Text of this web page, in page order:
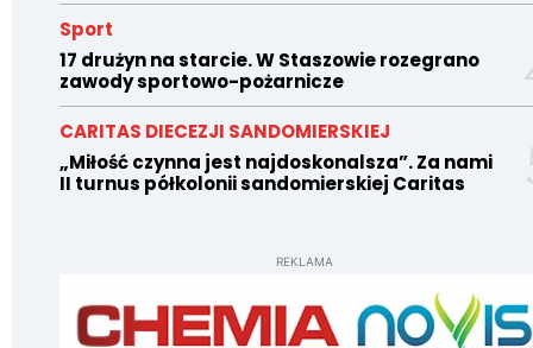
Sport
17 drużyn na starcie. W Staszowie rozegrano
zawody sportowo-pożarnicze
CARITAS DIECEZJI SANDOMIERSKIEJ
„Miłość czynna jest najdoskonalsza”. Za nami
II turnus półkolonii sandomierskiej Caritas
REKLAMA